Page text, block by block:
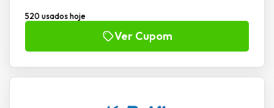
520 usados hoje
Ver Cupom